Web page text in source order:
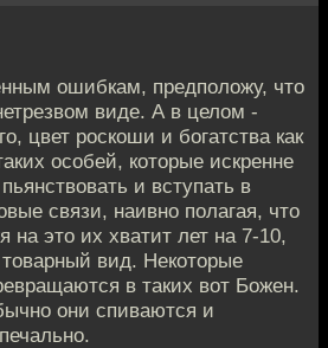
ошибкам, предположу, что
виде. А в целом -
цвет роскоши и богатства как
особей, которые искренне
и вступать в
связи, наивно полагая, что
на это их хватит лет на 7-10,
вид. Некоторые
в таких вот Божен.
они спиваются и